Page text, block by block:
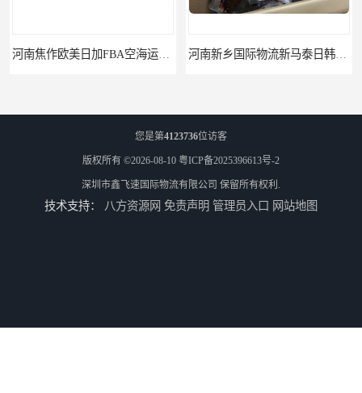
您是第4123736位访客
版权所有 ©2026-08-10 粤ICP备2025396613号-2
深圳市鑫飞速国际物流有限公司 保留所有权利.
技术支持： 八方资源网 免责声明 管理员入口 网站地图